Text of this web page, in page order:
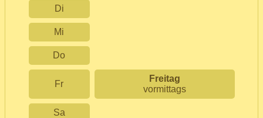
Di
Mi
Do
Fr
Freitag
vormittags
Sa